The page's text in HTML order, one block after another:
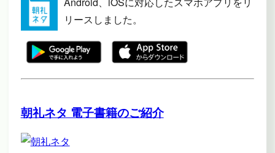
リースしました。
朝礼ネタ 電子書籍のご紹介